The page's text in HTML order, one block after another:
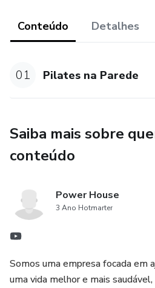
Conteúdo Detalhes
01 Pilates na Parede
Saiba mais sobre
conteúdo
Power House
3 Ano Hotmarter
Somos uma empresa focada em
uma vida melhor e mais